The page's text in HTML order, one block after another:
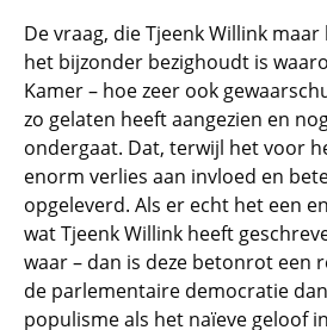
De vraag, die Tjeenk Willink
het bijzonder bezighoudt is
Kamer – hoe zeer ook
zo gelaten heeft aangezien en
ondergaat. Dat, terwijl het voor
enorm verlies aan invloed en
opgeleverd. Als er echt het een
wat Tjeenk Willink heeft
waar – dan is deze betonrot een
de parlementaire democratie
populisme als het naïeve geloof